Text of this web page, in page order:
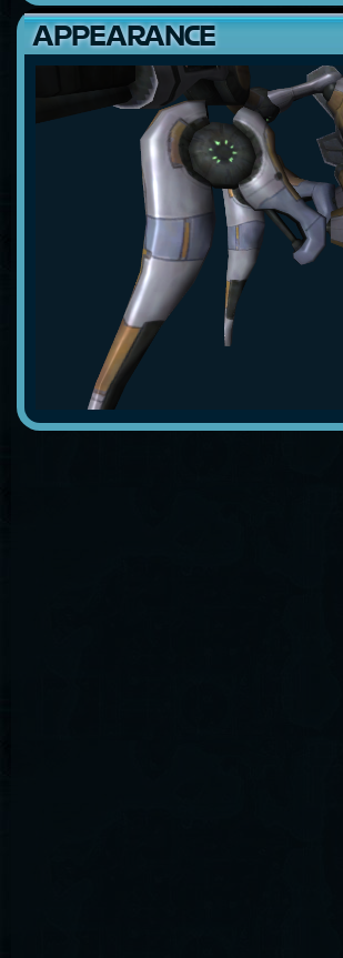
APPEARANCE